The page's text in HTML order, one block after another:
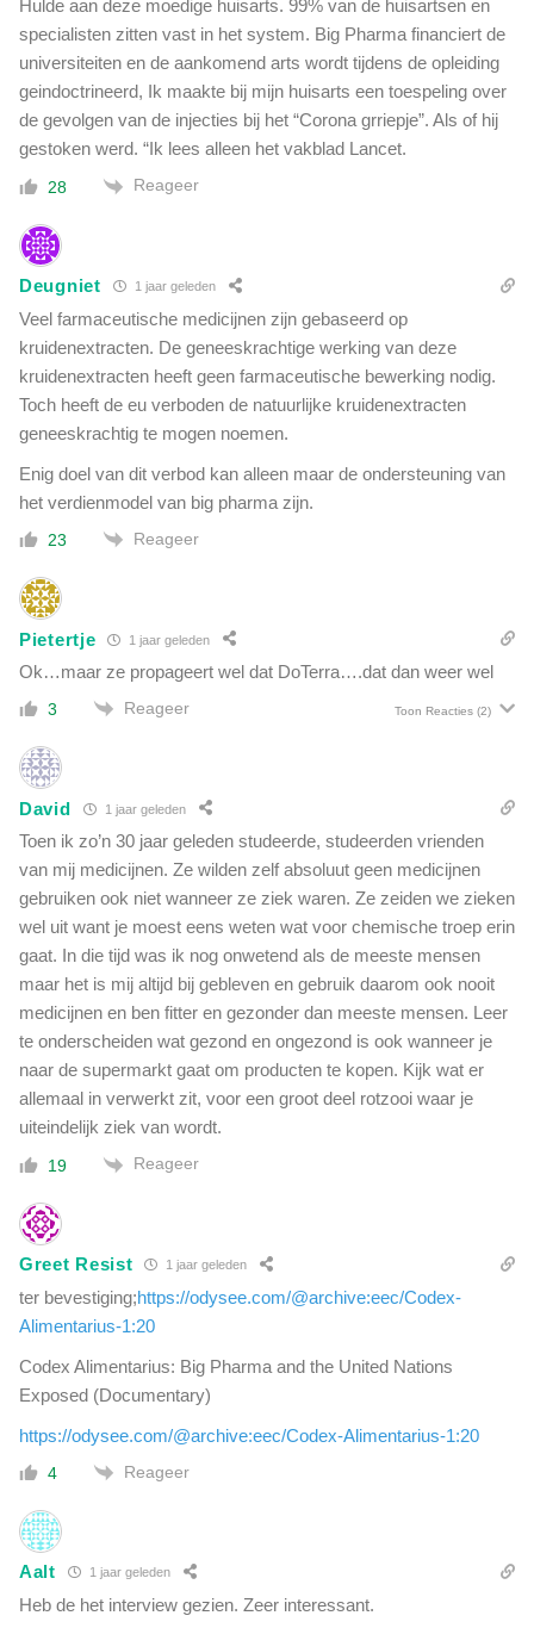
Hulde aan deze moedige huisarts. 99% van de huisartsen en
specialisten zitten vast in het system. Big Pharma financiert de
universiteiten en de aankomend arts wordt tijdens de opleiding
geindoctrineerd, Ik maakte bij mijn huisarts een toespeling over
de gevolgen van de injecties bij het “Corona grriepje”. Als of hij
gestoken werd. “Ik lees alleen het vakblad Lancet.
28 Reageer
Deugniet 1 jaar geleden
Veel farmaceutische medicijnen zijn gebaseerd op
kruidenextracten. De geneeskrachtige werking van deze
kruidenextracten heeft geen farmaceutische bewerking nodig.
Toch heeft de eu verboden de natuurlijke kruidenextracten
geneeskrachtig te mogen noemen.
Enig doel van dit verbod kan alleen maar de ondersteuning van
het verdienmodel van big pharma zijn.
23 Reageer
Pietertje 1 jaar geleden
Ok…maar ze propageert wel dat DoTerra….dat dan weer wel
3 Reageer Toon Reacties (2)
David 1 jaar geleden
Toen ik zo’n 30 jaar geleden studeerde, studeerden vrienden
van mij medicijnen. Ze wilden zelf absoluut geen medicijnen
gebruiken ook niet wanneer ze ziek waren. Ze zeiden we zieken
wel uit want je moest eens weten wat voor chemische troep erin
gaat. In die tijd was ik nog onwetend als de meeste mensen
maar het is mij altijd bij gebleven en gebruik daarom ook nooit
medicijnen en ben fitter en gezonder dan meeste mensen. Leer
te onderscheiden wat gezond en ongezond is ook wanneer je
naar de supermarkt gaat om producten te kopen. Kijk wat er
allemaal in verwerkt zit, voor een groot deel rotzooi waar je
uiteindelijk ziek van wordt.
19 Reageer
Greet Resist 1 jaar geleden
ter bevestiging;https://odysee.com/@archive:eec/Codex-
Alimentarius-1:20
Codex Alimentarius: Big Pharma and the United Nations
Exposed (Documentary)
https://odysee.com/@archive:eec/Codex-Alimentarius-1:20
4 Reageer
Aalt 1 jaar geleden
Heb de het interview gezien. Zeer interessant.